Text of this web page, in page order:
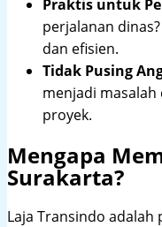
Praktis untuk
perjalanan
dan efisien.
Tidak Pusing
menjadi
proyek.
Mengapa
Surakarta?
Laja Transindo